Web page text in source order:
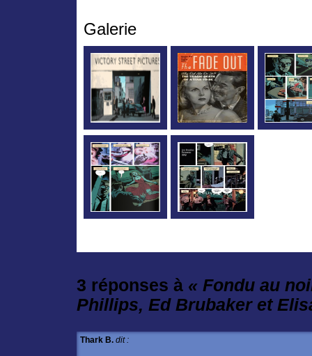
Galerie
3 réponses à « Fondu au
Phillips, Ed Brubaker et
Thark B. dit :